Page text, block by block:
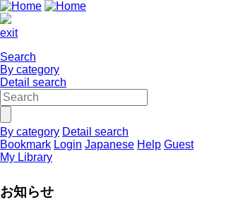
exit
Search
By category
Detail search
By category Detail search
Bookmark Login Japanese Help Guest
My Library
お知らせ